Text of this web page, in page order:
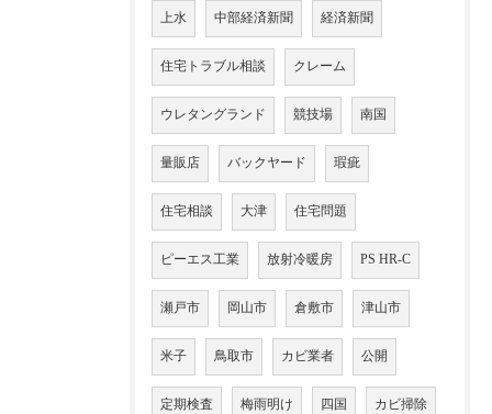
上水 中部経済新聞 経済新聞
住宅トラブル相談 クレーム
ウレタングランド 競技場 南国
量販店 バックヤード 瑕疵
住宅相談 大津 住宅問題
ピーエス工業 放射冷暖房 PS HR-C
瀬戸市 岡山市 倉敷市 津山市
米子 鳥取市 カビ業者 公開
定期検査 梅雨明け 四国 カビ掃除